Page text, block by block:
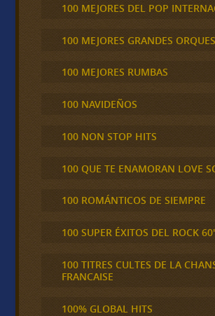
100 MEJORES DEL POP
100 MEJORES GRANDES
100 MEJORES RUMBAS
100 NAVIDEÑOS
100 NON STOP HITS
100 QUE TE ENAMORAN LOVE
100 ROMÁNTICOS DE SIEMPRE
100 SUPER ÉXITOS DEL ROCK
100 TITRES CULTES DE LA
FRANCAISE
100% GLOBAL HITS